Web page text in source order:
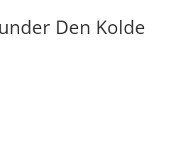
Den Kolde